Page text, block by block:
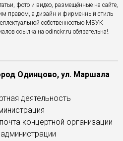
фото и видео, размещённые на сайте,
правом, а дизайн и фирменный стиль
собственностью МБУК
ссылка на odinckr.ru обязательна!.
Одинцово, ул. Маршала
деятельность
концертной организации